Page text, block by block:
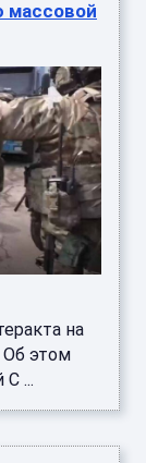
массовой
на
Об этом
...